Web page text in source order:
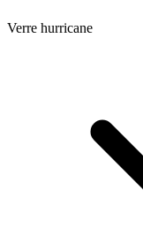
Verre hurricane